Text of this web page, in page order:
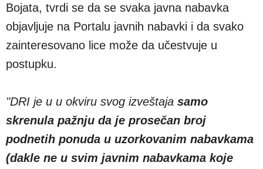
Bojata, tvrdi se da se svaka javna nabavka
objavljuje na Portalu javnih nabavki i da svako
zainteresovano lice može da učestvuje u
postupku.
"DRI je u u okviru svog izveštaja samo
skrenula pažnju da je prosečan broj
podnetih ponuda u uzorkovanim nabavkama
(dakle ne u svim javnim nabavkama koje